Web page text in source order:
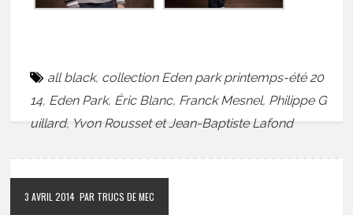
all black, collection Eden park printemps-été 20
14, Eden Park, Éric Blanc, Franck Mesnel, Philippe G
uillard,Yvon Rousset et Jean-Baptiste Lafond
3 AVRIL 2014 PAR TRUCS DE MEC